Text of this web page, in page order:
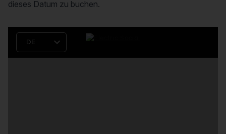
dieses Datum zu buchen.